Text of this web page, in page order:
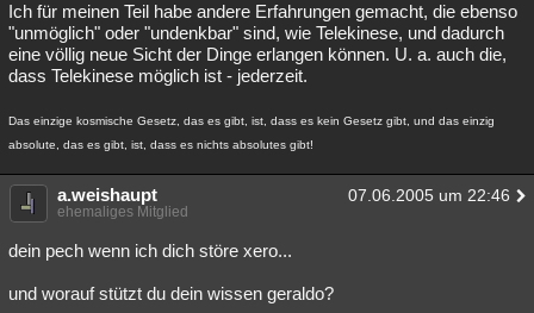
Ich für meinen Teil habe andere Erfahrungen gemacht, die ebenso
"unmöglich" oder "undenkbar" sind, wie Telekinese, und dadurch
eine völlig neue Sicht der Dinge erlangen können. U. a. auch die,
dass Telekinese möglich ist - jederzeit.
Das einzige kosmische Gesetz, das es gibt, ist, dass es kein Gesetz gibt, und das einzig
absolute, das es gibt, ist, dass es nichts absolutes gibt!
a.weishaupt 07.06.2005 um 22:46
ehemaliges Mitglied
dein pech wenn ich dich störe xero...
und worauf stützt du dein wissen geraldo?